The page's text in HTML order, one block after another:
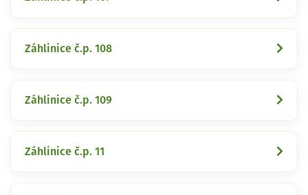
Záhlinice č.p. 108
Záhlinice č.p. 109
Záhlinice č.p. 11